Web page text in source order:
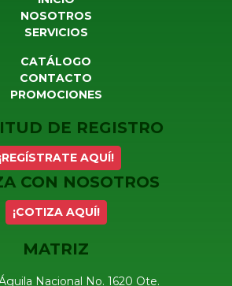
NOSOTROS
SERVICIOS
CATÁLOGO
CONTACTO
PROMOCIONES
DE REGISTRO
¡REGÍSTRATE AQUÍ!
CON NOSOTROS
¡COTIZA AQUÍ!
MATRIZ
Nacional No. 1620 Ote.